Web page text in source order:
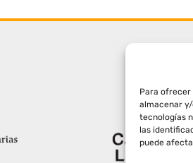
Para ofrecer
almacenar
tecnologías
las
puede